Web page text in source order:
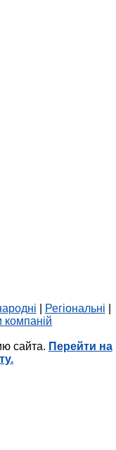
Регіональні
компаній
сайта. Перейти на